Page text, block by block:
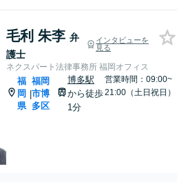
毛利 朱李 弁
護士
インタビューを
見る
ネクスパート法律事務所 福岡オフィス
福
岡
県
|
福岡
市博
多区
博多駅
から徒歩
1分
営業時間：09:00~
21:00（土日祝日）